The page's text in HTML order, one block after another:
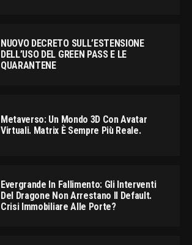
NUOVO DECRETO SULL’ESTENSIONE
DELL’USO DEL GREEN PASS E LE
QUARANTENE
Metaverso: Un Mondo 3D Con Avatar
Virtuali. Matrix È Sempre Più Reale.
Evergrande In Fallimento: Gli Interventi
Del Dragone Non Arrestano Il Default.
Crisi Immobiliare Alle Porte?